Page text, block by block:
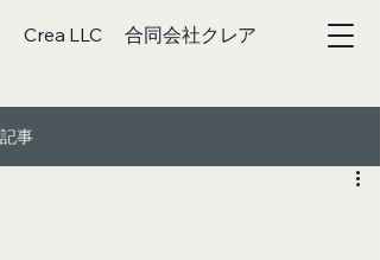
Crea LLC 合同会社クレア
記事